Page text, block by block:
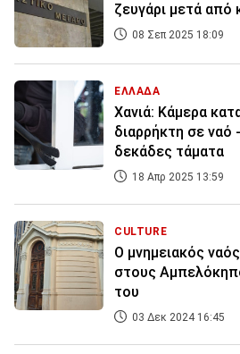
ζευγάρι μετά από
08 Σεπ 2025 18:09
ΕΛΛΑΔΑ
Χανιά: Κάμερα
διαρρήκτη σε ναό
δεκάδες τάματα
18 Απρ 2025 13:59
CULTURE
O μνημειακός
στους
του
03 Δεκ 2024 16:45